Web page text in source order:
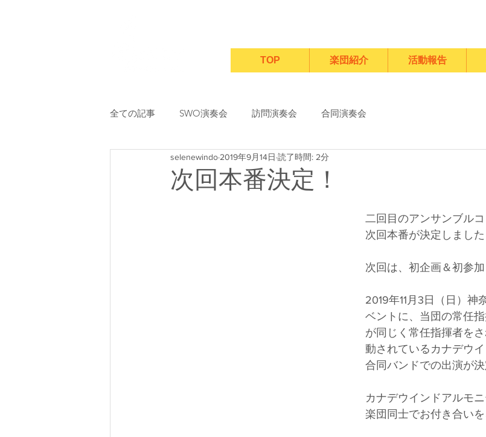
TOP 楽団紹介 活動報告
全ての記事 SWO演奏会 訪問演奏会 合同演奏会
次回本番決定！
selenewindo 2019年9月14日 読了時間: 2分
二回目のアンサンブルコ
次回本番が決定しました
次回は、初企画＆初参加
2019年11月3日（日）神
ベントに、当団の常任
が同じく常任指揮者を
動されているカナデウ
合同バンドでの出演が決
カナデウインドアルモ
楽団同士でお付き合い